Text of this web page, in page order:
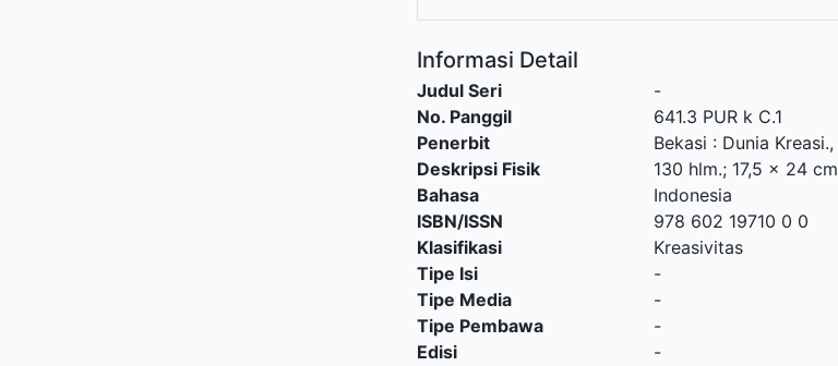
Informasi Detail
Judul Seri
-
No. Panggil
641.3 PUR k C.1
Penerbit
Bekasi : Dunia Kreasi.,
Deskripsi Fisik
130 hlm.; 17,5 x 24 cm
Bahasa
Indonesia
ISBN/ISSN
978 602 19710 0 0
Klasifikasi
Kreasivitas
Tipe Isi
-
Tipe Media
-
Tipe Pembawa
-
Edisi
-